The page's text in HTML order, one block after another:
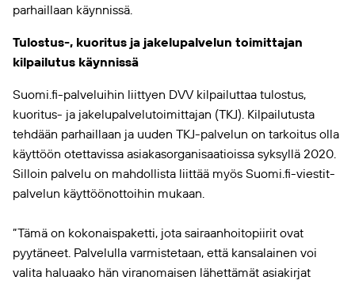
parhaillaan käynnissä.
Tulostus-, kuoritus ja jakelupalvelun toimittajan
kilpailutus käynnissä
Suomi.fi-palveluihin liittyen DVV kilpailuttaa tulostus,
kuoritus- ja jakelupalvelutoimittajan (TKJ). Kilpailutusta
tehdään parhaillaan ja uuden TKJ-palvelun on tarkoitus olla
käyttöön otettavissa asiakasorganisaatioissa syksyllä 2020.
Silloin palvelu on mahdollista liittää myös Suomi.fi-viestit-
palvelun käyttöönottoihin mukaan.
”Tämä on kokonaispaketti, jota sairaanhoitopiirit ovat
pyytäneet. Palvelulla varmistetaan, että kansalainen voi
valita haluaako hän viranomaisen lähettämät asiakirjat